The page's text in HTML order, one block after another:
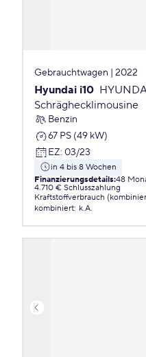
Gebrauchtwagen | 2022
Hyundai i10
Schräghecklimousine
Benzin
67 PS (49 kW)
EZ: 03/23
in 4 bis 8 Wochen
Finanzierungsdetails:48
4.710 € Schlusszahlung
Kraftstoffverbrauch
kombiniert: k.A.